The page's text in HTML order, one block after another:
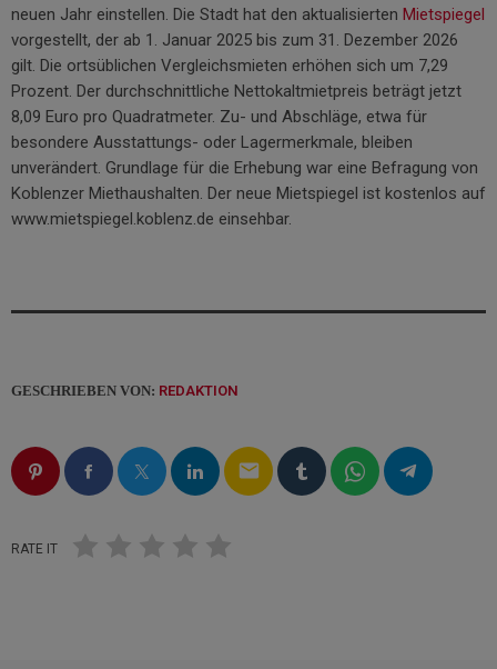
neuen Jahr einstellen. Die Stadt hat den aktualisierten Mietspiegel
vorgestellt, der ab 1. Januar 2025 bis zum 31. Dezember 2026
gilt. Die ortsüblichen Vergleichsmieten erhöhen sich um 7,29
Prozent. Der durchschnittliche Nettokaltmietpreis beträgt jetzt
8,09 Euro pro Quadratmeter. Zu- und Abschläge, etwa für
besondere Ausstattungs- oder Lagermerkmale, bleiben
unverändert. Grundlage für die Erhebung war eine Befragung von
Koblenzer Miethaushalten. Der neue Mietspiegel ist kostenlos auf
www.mietspiegel.koblenz.de einsehbar.
GESCHRIEBEN VON: REDAKTION
email
RATE IT